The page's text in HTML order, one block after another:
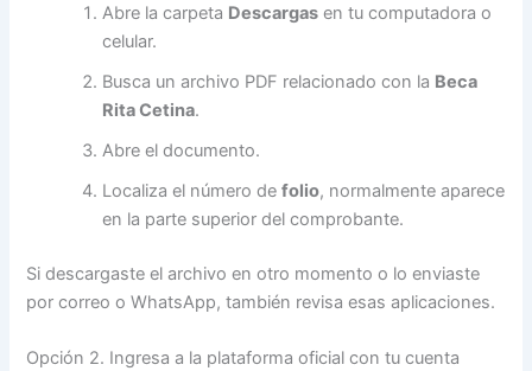
Abre la carpeta Descargas en tu computadora o
celular.
Busca un archivo PDF relacionado con la Beca
Rita Cetina.
Abre el documento.
Localiza el número defolio, normalmente aparece
en la parte superior del comprobante.
Si descargaste el archivo en otro momento o lo enviaste
por correo o WhatsApp, también revisa esas aplicaciones.
Opción 2. Ingresa a la plataforma oficial con tu cuenta